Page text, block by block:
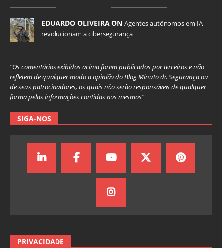
EDUARDO OLIVEIRA ON Agentes autônomos em IA
revolucionam a cibersegurança
“Os comentários exibidos acima foram publicados por terceiros e não
refletem de qualquer modo a opinião do Blog Minuto da Segurança ou
de seus patrocinadores, os quais não serão responsáveis de qualquer
forma pelas informações contidas nos mesmos”
SIGA-NOS
PRIVACIDADE